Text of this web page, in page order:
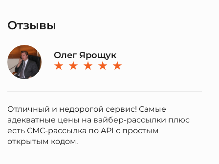
Отзывы
Олег Ярощук
Отличный и недорогой сервис! Самые
адекватные цены на вайбер-рассылки плюс
есть СМС-рассылка по API с простым
открытым кодом.